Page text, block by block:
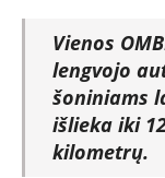
Vienos
lengvojo
šoniniams
išlieka iki
kilometrų.